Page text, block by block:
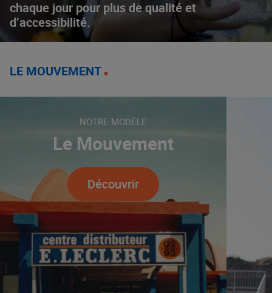
chaque jour pour plus de qualité et
d’accessibilité.
LE MOUVEMENT
NOTRE MODÈLE
Le Mouvement
Découvrir